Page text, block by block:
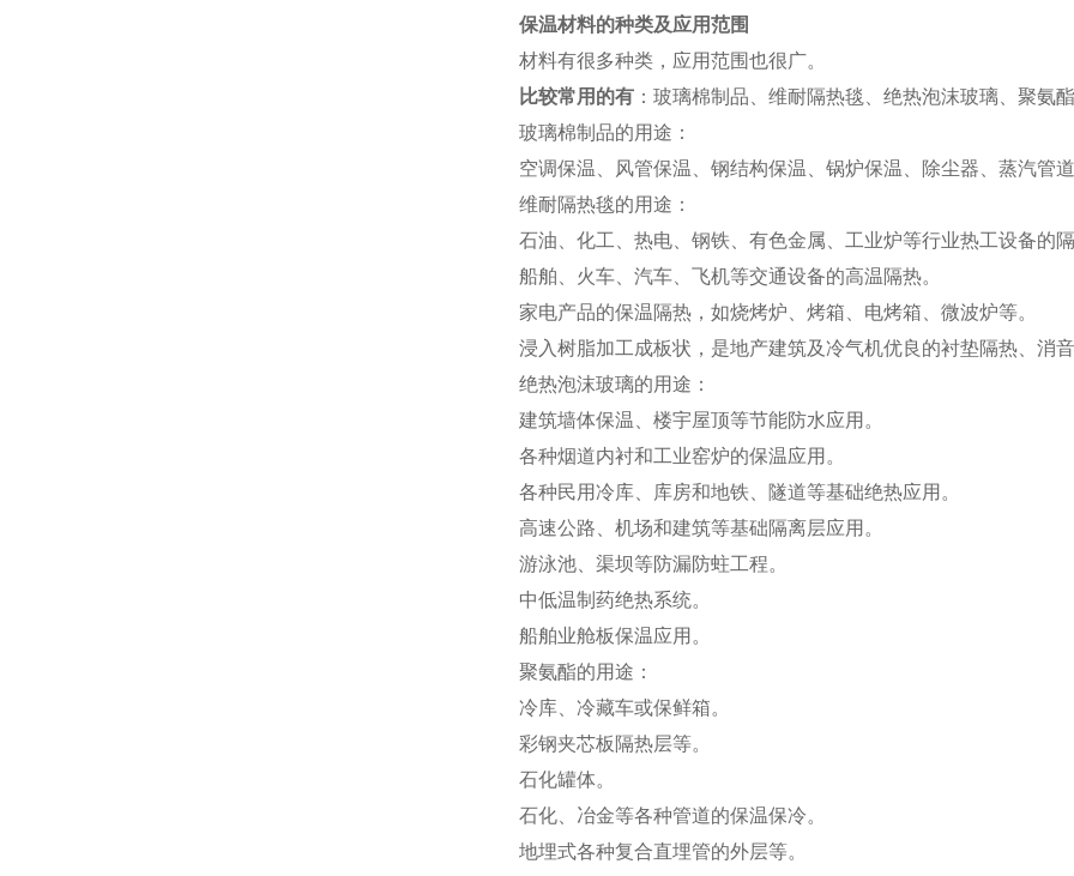
保温材料的种类及应用范围
材料有很多种类，应用范围也很广。
比较常用的有 ：玻璃棉制品、维耐隔热毯、绝热泡沫玻璃、聚氨
玻璃棉制品的用途：
空调保温、风管保温、钢结构保温、锅炉保温、除尘器、蒸汽管
维耐隔热毯的用途：
石油、化工、热电、钢铁、有色金属、工业炉等行业热工设备的
船舶、火车、汽车、飞机等交通设备的高温隔热。
家电产品的保温隔热，如烧烤炉、烤箱、电烤箱、微波炉等。
浸入树脂加工成板状，是地产建筑及冷气机优良的衬垫隔热、消
绝热泡沫玻璃的用途：
建筑墙体保温、楼宇屋顶等节能防水应用。
各种烟道内衬和工业窑炉的保温应用。
各种民用冷库、库房和地铁、隧道等基础绝热应用。
高速公路、机场和建筑等基础隔离层应用。
游泳池、渠坝等防漏防蛀工程。
中低温制药绝热系统。
船舶业舱板保温应用。
聚氨酯的用途：
冷库、冷藏车或保鲜箱。
彩钢夹芯板隔热层等。
石化罐体。
石化、冶金等各种管道的保温保冷。
地埋式各种复合直埋管的外层等。